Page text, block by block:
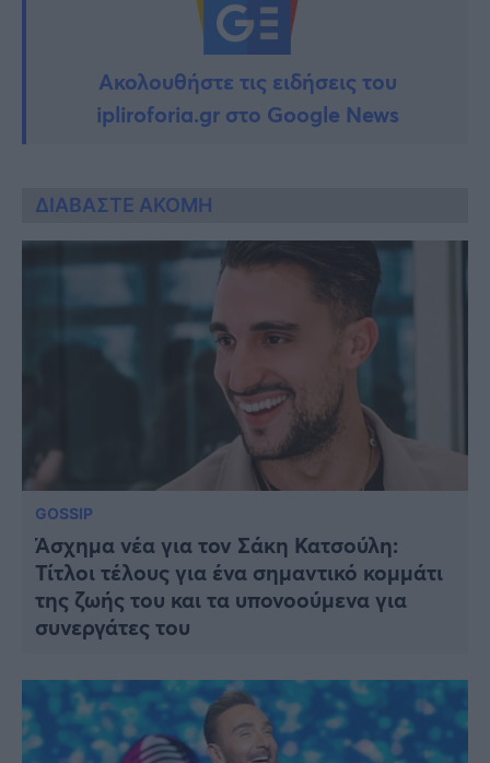
Ακολουθήστε τις ειδήσεις του
ipliroforia.gr στο Google News
ΔΙΑΒΑΣΤΕ ΑΚΟΜΗ
GOSSIP
Άσχημα νέα για τον Σάκη Κατσούλη:
Τίτλοι τέλους για ένα σημαντικό κομμάτι
της ζωής του και τα υπονοούμενα για
συνεργάτες του